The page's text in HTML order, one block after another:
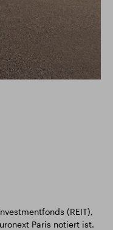
(REIT),
Paris notiert ist.